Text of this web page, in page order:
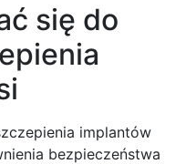
się do
implantów
bezpieczeństwa